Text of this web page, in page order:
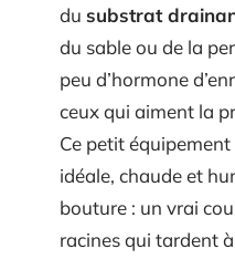
du substrat
du sable ou de la
peu d’hormone
ceux qui aiment la
Ce petit
idéale, chaude et
bouture : un vrai
racines qui tardent